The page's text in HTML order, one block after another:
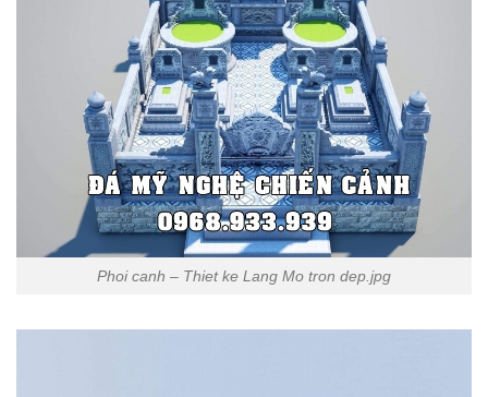
Phoi canh – Thiet ke Lang Mo tron dep.jpg